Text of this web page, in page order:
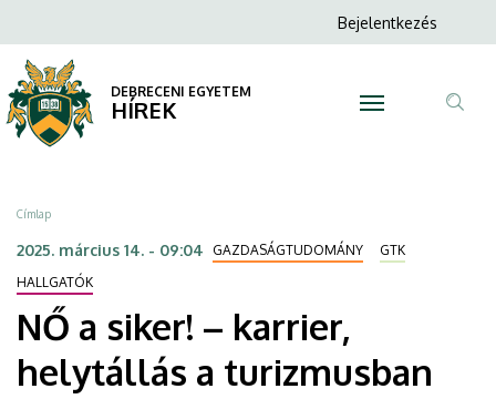
siker!
karrier,
helytállás
a
turizmusban
a
tartalomra
Anonim
menüje
Bejelentkezés
DEBRECENI EGYETEM
HÍREK
Morzsa
Címlap
2025. március 14. - 09:04 GAZDASÁGTUDOMÁNY
GTK
HALLGATÓK
NŐ a siker! – karrier,
helytállás a turizmusban